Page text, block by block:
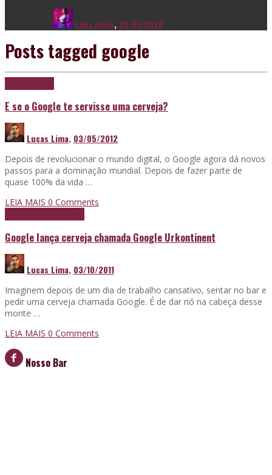
Livia Alves, 26/01/2026
Posts tagged google
E se o Google te servisse uma cerveja?
Lucas Lima, 03/05/2012
Depois de revolucionar o mundo digital, o Google agora dá novos
passos para a dominação mundial. Depois de fazer parte de
quase 100% da vida …
LEIA MAIS 0 Comments
Google lança cerveja chamada Google Urkontinent
Lucas Lima, 03/10/2011
Imaginem depois de um dia de trabalho cansativo, sentar no bar e
pedir uma cerveja chamada Google. É de dar nó na cabeça desse
monte …
LEIA MAIS 0 Comments
Nosso Bar